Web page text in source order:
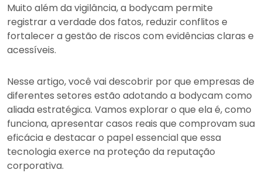
Muito além da vigilância, a bodycam permite
registrar a verdade dos fatos, reduzir conflitos e
fortalecer a gestão de riscos com evidências claras e
acessíveis.
Nesse artigo, você vai descobrir por que empresas de
diferentes setores estão adotando a bodycam como
aliada estratégica. Vamos explorar o que ela é, como
funciona, apresentar casos reais que comprovam sua
eficácia e destacar o papel essencial que essa
tecnologia exerce na proteção da reputação
corporativa.